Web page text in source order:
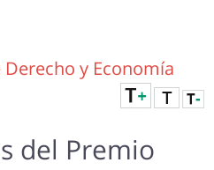
y Economía
del Premio